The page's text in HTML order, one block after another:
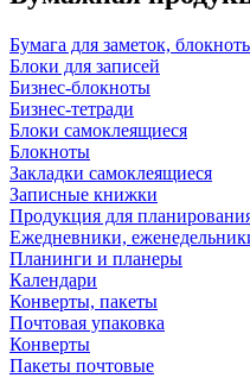
Бумага для заметок,
Блоки для записей
Бизнес-блокноты
Бизнес-тетради
Блоки самоклеящиеся
Блокноты
Закладки самоклеящиеся
Записные книжки
Продукция для
Ежедневники,
Планинги и планеры
Календари
Конверты, пакеты
Почтовая упаковка
Конверты
Пакеты почтовые